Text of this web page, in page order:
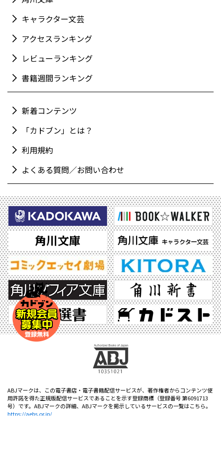
キャラクター文芸
アクセスランキング
レビューランキング
書籍週間ランキング
新着コンテンツ
「カドブン」とは？
利用規約
よくある質問／お問い合わせ
ABJマークは、この電子書店・電子書籍配信サービスが、著作権者からコンテンツ使
用許諾を得た正規版配信サービスであることを示す登録商標（登録番号 第6091713
号）です。ABJマークの詳細、ABJマークを掲示しているサービスの一覧はこちら。
https://aebs.or.jp/